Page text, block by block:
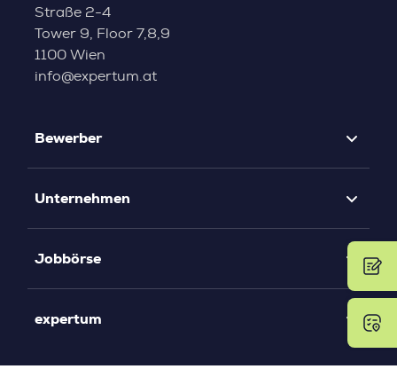
Straße 2-4
Tower 9, Floor 7,8,9
1100 Wien
info@expertum.at
Bewerber
Unternehmen
Jobbörse
expertum